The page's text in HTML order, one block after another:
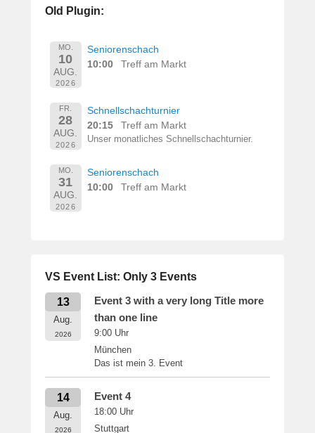
Old Plugin:
MO.
10
AUG.
2026
Seniorenschach
10:00
Treff am Markt
FR.
28
AUG.
2026
Schnellschachturnier
20:15
Treff am Markt
Unser monatliches Schnellschachturnier.
MO.
31
AUG.
2026
Seniorenschach
10:00
Treff am Markt
VS Event List: Only 3 Events
13
Aug.
2026
Event 3 with a very long Title more
than one line
9:00 Uhr
München
Das ist mein 3. Event
14
Aug.
2026
Event 4
18:00 Uhr
Stuttgart